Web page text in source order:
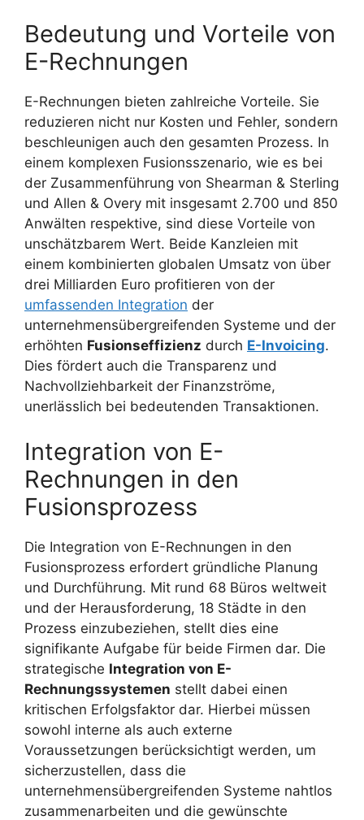
Bedeutung und Vorteile von
E-Rechnungen
E-Rechnungen bieten zahlreiche Vorteile. Sie
reduzieren nicht nur Kosten und Fehler, sondern
beschleunigen auch den gesamten Prozess. In
einem komplexen Fusionsszenario, wie es bei
der Zusammenführung von Shearman & Sterling
und Allen & Overy mit insgesamt 2.700 und 850
Anwälten respektive, sind diese Vorteile von
unschätzbarem Wert. Beide Kanzleien mit
einem kombinierten globalen Umsatz von über
drei Milliarden Euro profitieren von der
umfassenden Integration der
unternehmensübergreifenden Systeme und der
erhöhten Fusionseffizienz durch E-Invoicing.
Dies fördert auch die Transparenz und
Nachvollziehbarkeit der Finanzströme,
unerlässlich bei bedeutenden Transaktionen.
Integration von E-
Rechnungen in den
Fusionsprozess
Die Integration von E-Rechnungen in den
Fusionsprozess erfordert gründliche Planung
und Durchführung. Mit rund 68 Büros weltweit
und der Herausforderung, 18 Städte in den
Prozess einzubeziehen, stellt dies eine
signifikante Aufgabe für beide Firmen dar. Die
strategische Integration von E-
Rechnungssystemen stellt dabei einen
kritischen Erfolgsfaktor dar. Hierbei müssen
sowohl interne als auch externe
Voraussetzungen berücksichtigt werden, um
sicherzustellen, dass die
unternehmensübergreifenden Systeme nahtlos
zusammenarbeiten und die gewünschte